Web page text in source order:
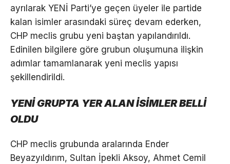
ayrılarak YENİ Parti’ye geçen üyeler ile partide
kalan isimler arasındaki süreç devam ederken,
CHP meclis grubu yeni baştan yapılandırıldı.
Edinilen bilgilere göre grubun oluşumuna ilişkin
adımlar tamamlanarak yeni meclis yapısı
şekillendirildi.
YENİ GRUPTA YER ALAN İSİMLER BELLİ
OLDU
CHP meclis grubunda aralarında Ender
Beyazyıldırım, Sultan İpekli Aksoy, Ahmet Cemil